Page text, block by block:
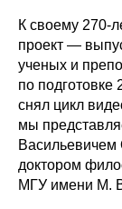
К своему 270-
проект —
ученых и
по подготовке
снял цикл
мы
доктором
МГУ имени М.